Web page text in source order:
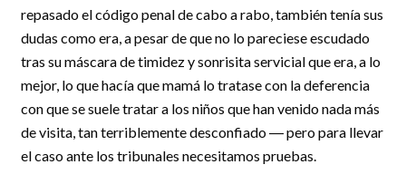
repasado el código penal de cabo a rabo, también tenía sus
dudas como era, a pesar de que no lo pareciese escudado
tras su máscara de timidez y sonrisita servicial que era, a lo
mejor, lo que hacía que mamá lo tratase con la deferencia
con que se suele tratar a los niños que han venido nada más
de visita, tan terriblemente desconfiado ― pero para llevar
el caso ante los tribunales necesitamos pruebas.